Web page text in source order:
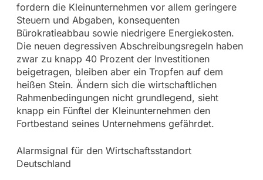
fordern die Kleinunternehmen vor allem geringere
Steuern und Abgaben, konsequenten
Bürokratieabbau sowie niedrigere Energiekosten.
Die neuen degressiven Abschreibungsregeln haben
zwar zu knapp 40 Prozent der Investitionen
beigetragen, bleiben aber ein Tropfen auf dem
heißen Stein. Ändern sich die wirtschaftlichen
Rahmenbedingungen nicht grundlegend, sieht
knapp ein Fünftel der Kleinunternehmen den
Fortbestand seines Unternehmens gefährdet.
Alarmsignal für den Wirtschaftsstandort
Deutschland